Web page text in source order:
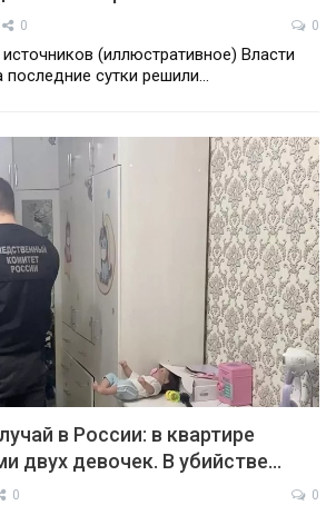
0 0
(иллюстративное) Власти
последние сутки решили…
в России: в квартире
двух девочек. В убийстве…
0 0